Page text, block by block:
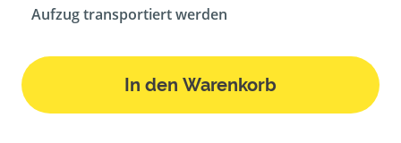
Aufzug transportiert werden
In den Warenkorb